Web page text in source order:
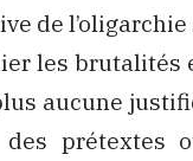
de
les brutalités
aucune
prétextes